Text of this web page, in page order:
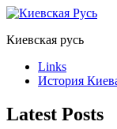
Киевская русь
Links
История
Latest Posts